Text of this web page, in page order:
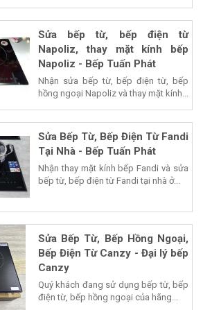
Sửa bếp từ, bếp điện từ
Napoliz, thay mặt kính bếp
Napoliz - Bếp Tuấn Phát
Nhận sửa bếp từ, bếp điện từ, bếp
hồng ngoại Napoliz và thay mặt kính...
Sửa Bếp Từ, Bếp Điện Từ Fandi
Tại Nhà - Bếp Tuấn Phát
Nhận thay mặt kính bếp Fandi và sửa
bếp từ, bếp điện từ Fandi tại nhà ở...
Sửa Bếp Từ, Bếp Hồng Ngoại,
Bếp Điện Từ Canzy - Đại lý bếp
Canzy
Quý khách đang sử dụng bếp từ, bếp
điện từ, bếp hồng ngoại của hãng...